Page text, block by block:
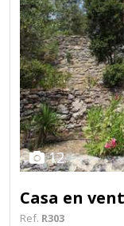
12
Casa en
Ref. R303